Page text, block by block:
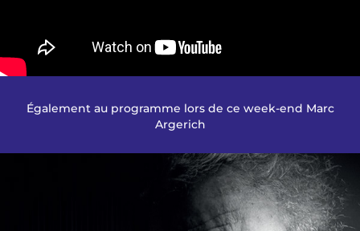
Également au programme lors de ce week-end Marc
Argerich